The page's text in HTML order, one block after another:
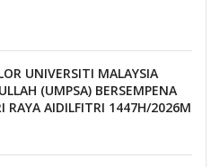
UNIVERSITI MALAYSIA
(UMPSA) BERSEMPENA
RAYA AIDILFITRI 1447H/2026M